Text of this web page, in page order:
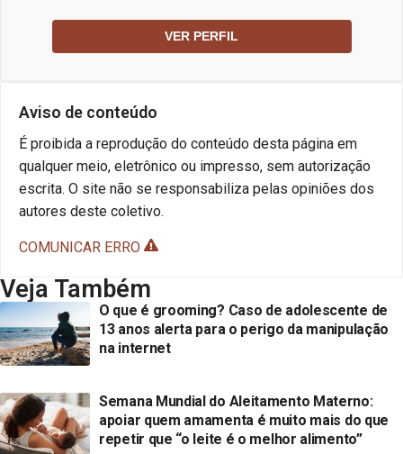
VER PERFIL
Aviso de conteúdo
É proibida a reprodução do conteúdo desta página em
qualquer meio, eletrônico ou impresso, sem autorização
escrita. O site não se responsabiliza pelas opiniões dos
autores deste coletivo.
COMUNICAR ERRO
Veja Também
O que é grooming? Caso de adolescente de
13 anos alerta para o perigo da manipulação
na internet
Semana Mundial do Aleitamento Materno:
apoiar quem amamenta é muito mais do que
repetir que “o leite é o melhor alimento”